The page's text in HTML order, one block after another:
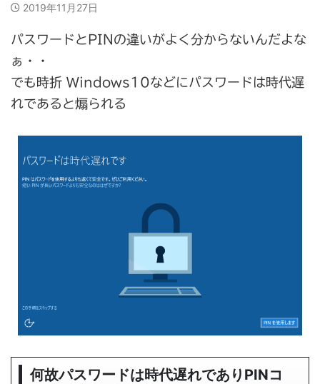
2019年11月27日
パスワードとPINの違いがよく分からないんだよな
ぁ・・
でも時折 Windows10などにパスワードは時代遅
れであると煽られる
何故パスワードは時代遅れでありPINコ